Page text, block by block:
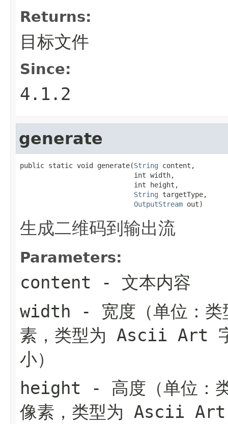
Returns:
目标文件
Since:
4.1.2
generate
public static void generate(String content,
                            int width,
                            int height,
String targetType,
OutputStream out)
生成二维码到输出流
Parameters:
content - 文本内容
width - 宽度（单位：类
素，类型为 Ascii Art 字
小）
height - 高度（单位：
像素，类型为 Ascii Art